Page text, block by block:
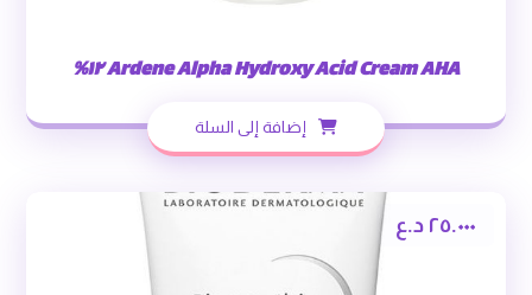
Ardene Alpha Hydroxy Acid Cream AHA ١٢%
إضافة إلى السلة
٢٥.٠٠٠ د.ع